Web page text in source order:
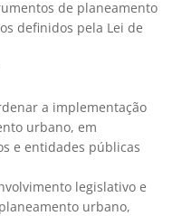
de planeamento
definidos pela Lei de
a implementação
urbano, em
e entidades públicas
legislativo e
urbano,